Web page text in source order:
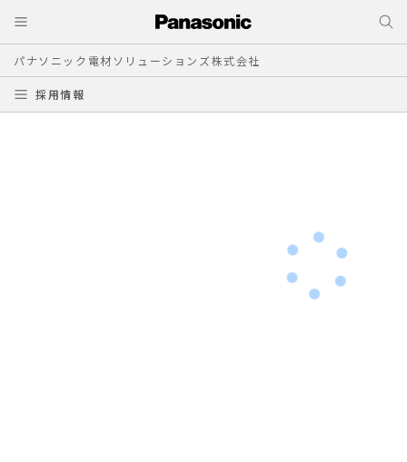
パナソニック電材ソリューションズ株式会社
採用情報